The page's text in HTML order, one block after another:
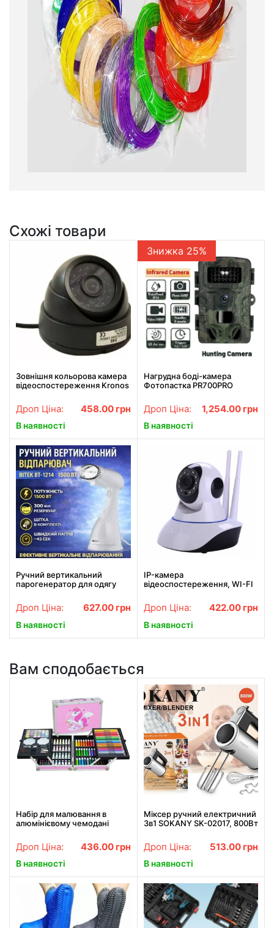
Схожі товари
Зовнішня кольорова камера
відеоспостереження Kronos
Дроп Ціна: 458.00 грн
В наявності
Знижка 25%
Нагрудна боді-камера
Фотопастка PR700PRO
12мп з екраном та нічним
баченням
Дроп Ціна: 1,254.00 грн
В наявності
Ручний вертикальний
парогенератор для одягу
BITEK BT-1214 Білий
Дроп Ціна: 627.00 грн
В наявності
IP-камера
відеоспостереження, WI-FI
нічне бачення
Дроп Ціна: 422.00 грн
В наявності
Вам сподобається
Набір для малювання в
алюмінієвому чемодані
Рожевий
Дроп Ціна: 436.00 грн
В наявності
Міксер ручний електричний
3в1 SOKANY SK-02017, 800Вт
Дроп Ціна: 513.00 грн
В наявності